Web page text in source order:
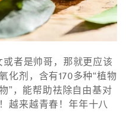
者是帅哥，那就更应该
化剂，含有170多种“植物
”，能帮助祛除自由基对
越来越青春！年年十八